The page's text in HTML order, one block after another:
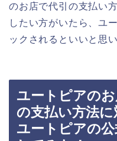
のお店で代引の支払い
したい方がいたら、ユ
ックされるといいと思い
ユートピアの
の支払い方法
ユートピアの